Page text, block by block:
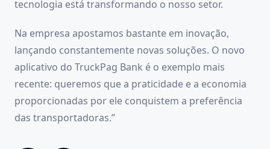
tecnologia está transformando o nosso setor.
Na empresa apostamos bastante em inovação,
lançando constantemente novas soluções. O novo
aplicativo do TruckPag Bank é o exemplo mais
recente: queremos que a praticidade e a economia
proporcionadas por ele conquistem a preferência
das transportadoras.”